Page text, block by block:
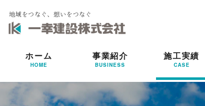
ホーム
HOME
事業紹介
BUSINESS
施工実績
CASE